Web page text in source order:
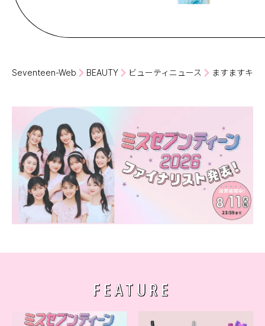
Seventeen-Web BEAUTY ビューティニュース ますますキ
FEATURE